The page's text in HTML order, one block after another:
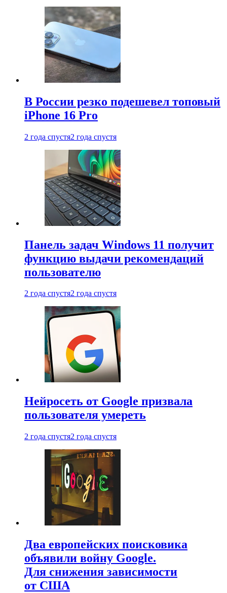
В России резко подешевел топовый
iPhone 16 Pro
2 года спустя2 года спустя
Панель задач Windows 11 получит
функцию выдачи рекомендаций
пользователю
2 года спустя2 года спустя
Нейросеть от Google призвала
пользователя умереть
2 года спустя2 года спустя
Два европейских поисковика
объявили войну Google.
Для снижения зависимости
от США